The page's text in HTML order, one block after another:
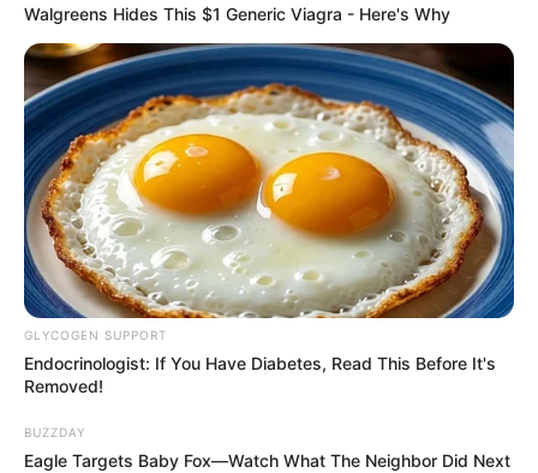
Walgreens Hides This $1 Generic Viagra - Here's Why
GLYCOGEN SUPPORT
Endocrinologist: If You Have Diabetes, Read This Before It's
Removed!
BUZZDAY
Eagle Targets Baby Fox—Watch What The Neighbor Did Next